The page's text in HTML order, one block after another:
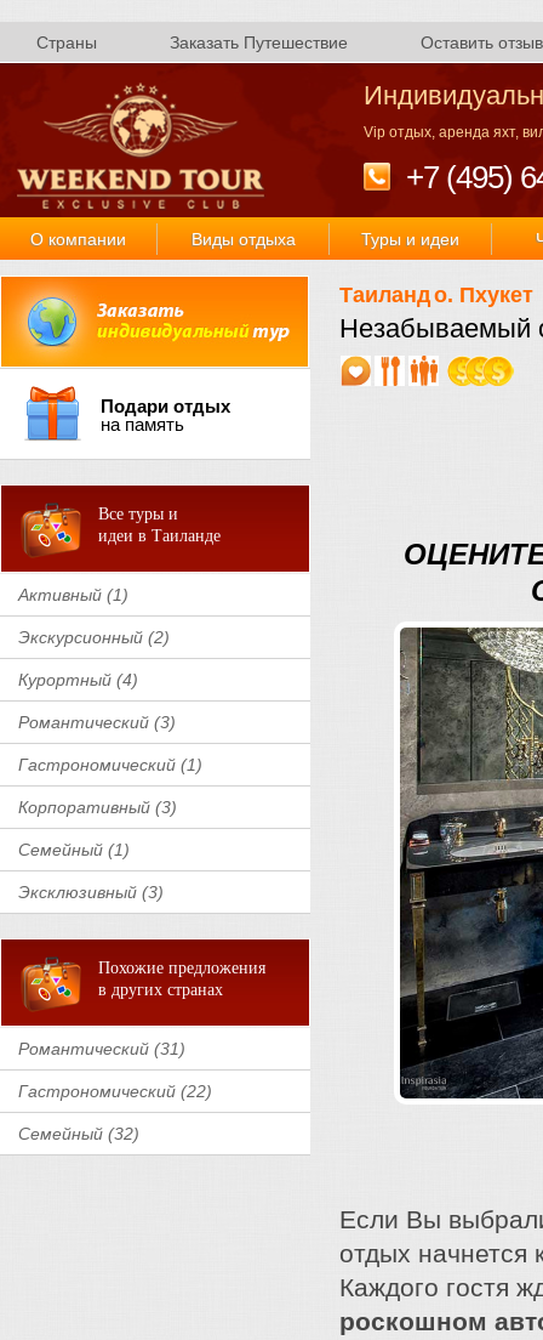
Страны Заказать Путешествие Оставить отзыв
Vip отдых, аренда яхт,
+7 (495)
О компании Виды отдыха Туры и идеи
Подари отдых
на память
Все туры и
идеи в Таиланде
Активный (1)
Экскурсионный (2)
Курортный (4)
Романтический (3)
Гастрономический (1)
Корпоративный (3)
Семейный (1)
Эксклюзивный (3)
Похожие предложения
в других странах
Романтический (31)
Гастрономический (22)
Семейный (32)
Таиландо. Пхукет
Незабываемый
Если Вы
отдых начнется
Каждого гостя
роскошном